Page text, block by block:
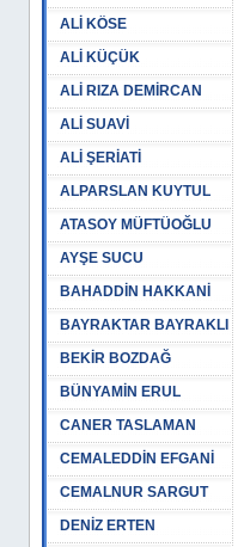
ALİ KÖSE
ALİ KÜÇÜK
ALİ RIZA DEMİRCAN
ALİ SUAVİ
ALİ ŞERİATİ
ALPARSLAN KUYTUL
ATASOY MÜFTÜOĞLU
AYŞE SUCU
BAHADDİN HAKKANİ
BAYRAKTAR BAYRAKLI
BEKİR BOZDAĞ
BÜNYAMİN ERUL
CANER TASLAMAN
CEMALEDDİN EFGANİ
CEMALNUR SARGUT
DENİZ ERTEN